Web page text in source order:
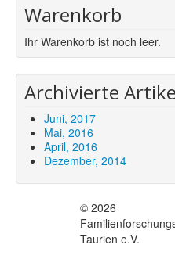
Warenkorb
Ihr Warenkorb ist noch leer.
Archivierte
Juni, 2017
Mai, 2016
April, 2016
Dezember, 2014
© 2026
Taurien e.V.